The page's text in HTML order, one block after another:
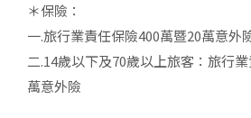
＊保險：
一.旅行業責任保險400萬暨20萬意外
二.14歲以下及70歲以上旅客：旅行
萬意外險